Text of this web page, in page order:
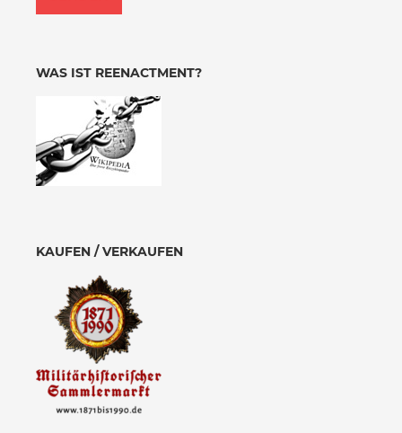
WAS IST REENACTMENT?
KAUFEN / VERKAUFEN